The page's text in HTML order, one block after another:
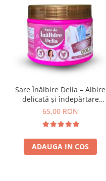
Sare Înălbire Delia – Albire
delicată și îndepărtare
eficientă a petelor 500 g
65,00 RON
ADAUGA IN COS